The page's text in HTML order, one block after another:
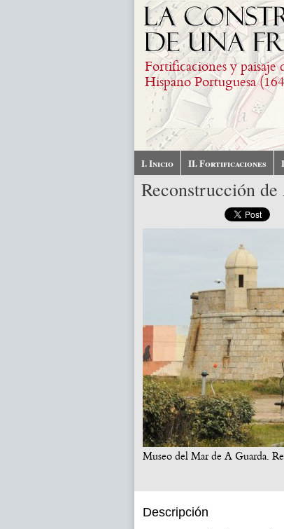
Fortificaciones y paisaje
Hispano Portuguesa
I. Inicio II. Fortificaciones
Reconstrucción
Museo del Mar de A Guarda.
Descripción